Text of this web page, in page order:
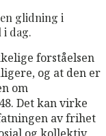
glidning i
dag.
forståelsen
og at den er
om
Det kan virke
av frihet